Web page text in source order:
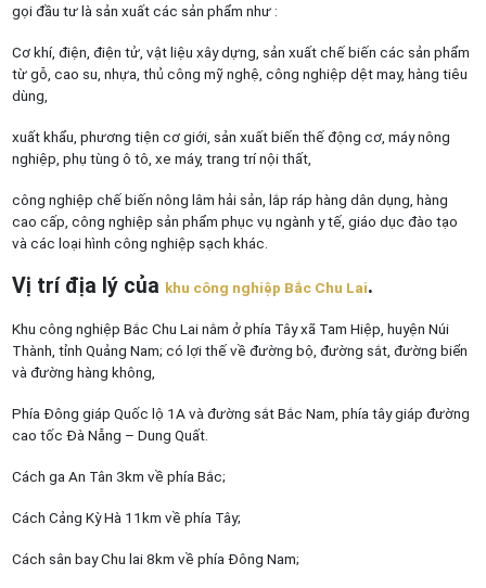
gọi đầu tư là sản xuất các sản phẩm như :
Cơ khí, điện, điện tử, vật liệu xây dựng, sản xuất chế biến các sản phẩm
từ gỗ, cao su, nhựa, thủ công mỹ nghệ, công nghiệp dệt may, hàng tiêu
dùng,
xuất khẩu, phương tiện cơ giới, sản xuất biến thế động cơ, máy nông
nghiệp, phụ tùng ô tô, xe máy, trang trí nội thất,
công nghiệp chế biến nông lâm hải sản, lắp ráp hàng dân dụng, hàng
cao cấp, công nghiệp sản phẩm phục vụ ngành y tế, giáo dục đào tạo
và các loại hình công nghiệp sạch khác.
Vị trí địa lý của khu công nghiệp Bắc Chu Lai.
Khu công nghiệp Bắc Chu Lai nằm ở phía Tây xã Tam Hiệp, huyện Núi
Thành, tỉnh Quảng Nam; có lợi thế về đường bộ, đường sắt, đường biển
và đường hàng không,
Phía Đông giáp Quốc lộ 1A và đường sắt Bắc Nam, phía tây giáp đường
cao tốc Đà Nẵng – Dung Quất.
Cách ga An Tân 3km về phía Bắc;
Cách Cảng Kỳ Hà 11km về phía Tây;
Cách sân bay Chu lai 8km về phía Đông Nam;